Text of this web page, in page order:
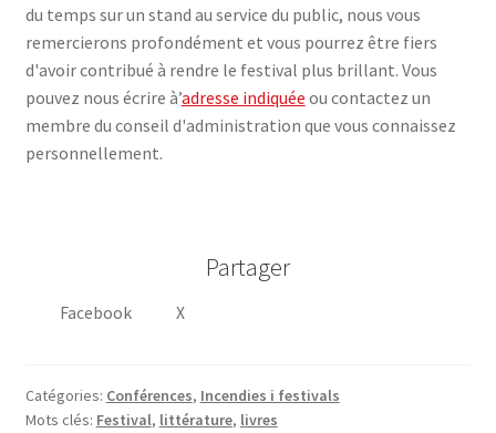
du temps sur un stand au service du public, nous vous
remercierons profondément et vous pourrez être fiers
d'avoir contribué à rendre le festival plus brillant. Vous
pouvez nous écrire à’adresse indiquée ou contactez un
membre du conseil d'administration que vous connaissez
personnellement.
Partager
Facebook X
Catégories: Conférences, Incendies i festivals
Mots clés: Festival, littérature, livres